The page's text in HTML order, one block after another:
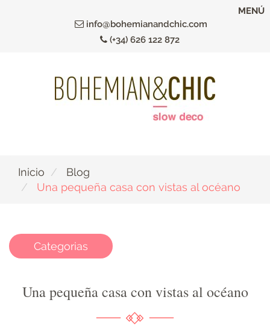
info@bohemianandchic.com
(+34) 626 122 872
MENÚ
Inicio
Blog
Una pequeña casa con vistas al océano
Categorias
Una pequeña casa con vistas al océano